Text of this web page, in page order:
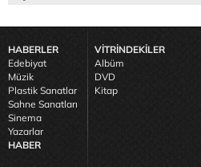
HABERLER
Edebiyat
Müzik
Plastik Sanatlar
Sahne Sanatları
Sinema
Yazarlar
HABER
VİTRİNDEKİLER
Albüm
DVD
Kitap